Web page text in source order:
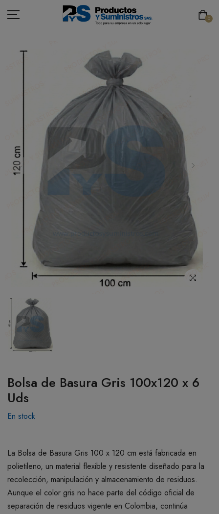
0
CAFETERÍA
SEGURIDAD INDUSTRIAL
TECNOLOGÍA
EMBALAJE
BOTIQUÍN
MI CUENTA
Bolsa de Basura Gris 100x120 x 6
Uds
En stock
La Bolsa de Basura Gris 100 x 120 cm está fabricada en
polietileno, un material flexible y resistente diseñado para la
recolección, manipulación y almacenamiento de residuos.
Aunque el color gris no hace parte del código oficial de
separación de residuos vigente en Colombia, continúa